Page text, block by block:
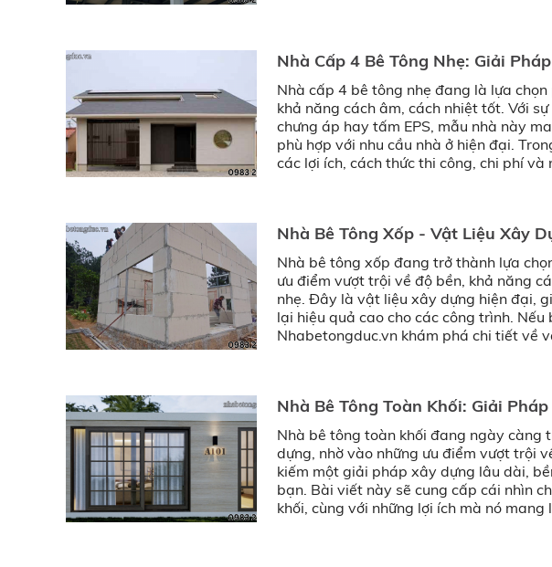
Nhà Cấp 4 Bê Tông Nhẹ: Giải
Nhà cấp 4 bê tông nhẹ đang là lựa
khả năng cách âm, cách nhiệt tốt. Với
chưng áp hay tấm EPS, mẫu nhà này
phù hợp với nhu cầu nhà ở hiện đại.
các lợi ích, cách thức thi công, chi phí
Nhà Bê Tông Xốp - Vật Liệu Xây
Nhà bê tông xốp đang trở thành lựa
ưu điểm vượt trội về độ bền, khả năng
nhẹ. Đây là vật liệu xây dựng hiện đại,
lại hiệu quả cao cho các công trình.
Nhabetongduc.vn khám phá chi tiết về
Nhà Bê Tông Toàn Khối: Giải
Nhà bê tông toàn khối đang ngày càng
dựng, nhờ vào những ưu điểm vượt trội
kiếm một giải pháp xây dựng lâu dài,
bạn. Bài viết này sẽ cung cấp cái nhìn
khối, cùng với những lợi ích mà nó